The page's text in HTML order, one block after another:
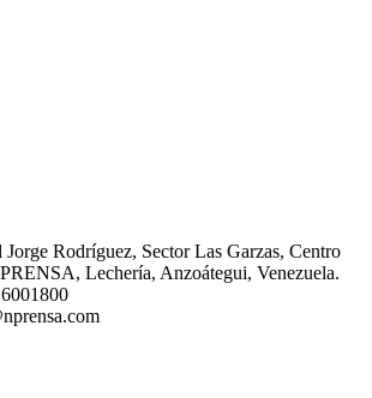
Rodríguez, Sector Las Garzas, Centro
Lechería, Anzoátegui, Venezuela.